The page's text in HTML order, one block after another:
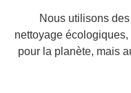
Nous utilisons
nettoyage
pour la planète, mais